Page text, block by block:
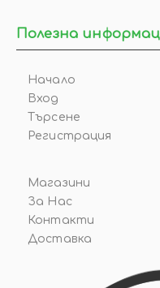
Полезна
Начало
Вход
Търсене
Регистрация
Магазини
За Нас
Контакти
Доставка